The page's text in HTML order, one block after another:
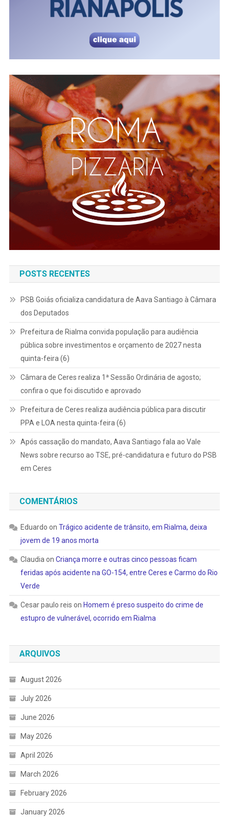
POSTS RECENTES
PSB Goiás oficializa candidatura de Aava Santiago à Câmara
dos Deputados
Prefeitura de Rialma convida população para audiência
pública sobre investimentos e orçamento de 2027 nesta
quinta-feira (6)
Câmara de Ceres realiza 1ª Sessão Ordinária de agosto;
confira o que foi discutido e aprovado
Prefeitura de Ceres realiza audiência pública para discutir
PPA e LOA nesta quinta-feira (6)
Após cassação do mandato, Aava Santiago fala ao Vale
News sobre recurso ao TSE, pré-candidatura e futuro do PSB
em Ceres
COMENTÁRIOS
Eduardo on Trágico acidente de trânsito, em Rialma, deixa
jovem de 19 anos morta
Claudiaon Criança morre e outras cinco pessoas ficam
feridas após acidente na GO-154, entre Ceres e Carmo do Rio
Verde
Cesar paulo reis on Homem é preso suspeito do crime de
estupro de vulnerável, ocorrido em Rialma
ARQUIVOS
August 2026
July 2026
June 2026
May 2026
April 2026
March 2026
February 2026
January 2026